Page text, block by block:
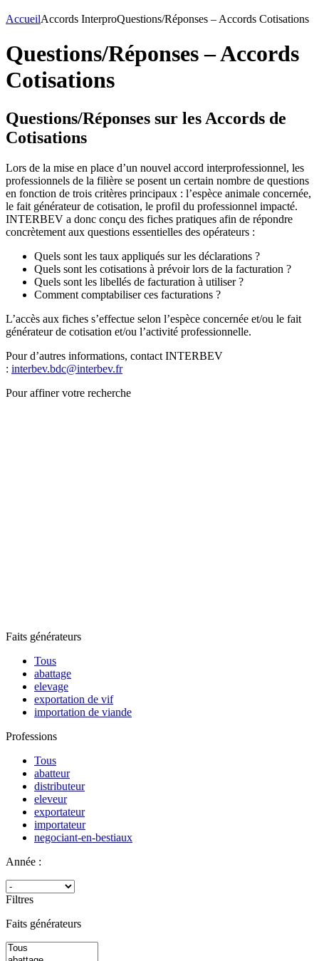
AccueilAccords InterproQuestions/Réponses – Accords Cotisations
Questions/Réponses – Accords
Cotisations
Questions/Réponses sur les Accords de
Cotisations
Lors de la mise en place d’un nouvel accord interprofessionnel, les
professionnels de la filière se posent un certain nombre de questions
en fonction de trois critères principaux : l’espèce animale concernée,
le fait générateur de cotisation, le profil du professionnel impacté.
INTERBEV a donc conçu des fiches pratiques afin de répondre
concrètement aux questions essentielles des opérateurs :
Quels sont les taux appliqués sur les déclarations ?
Quels sont les cotisations à prévoir lors de la facturation ?
Quels sont les libellés de facturation à utiliser ?
Comment comptabiliser ces facturations ?
L’accès aux fiches s’effectue selon l’espèce concernée et/ou le fait
générateur de cotisation et/ou l’activité professionnelle.
Pour d’autres informations, contact INTERBEV
: interbev.bdc@interbev.fr
Pour affiner votre recherche
Faits générateurs
Tous
abattage
elevage
exportation de vif
importation de viande
Professions
Tous
abatteur
distributeur
eleveur
exportateur
importateur
negociant-en-bestiaux
Année :
Filtres
Faits générateurs